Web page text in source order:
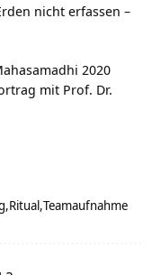
nicht erfassen –
2020
mit Prof. Dr.
Ritual Teamaufnahme